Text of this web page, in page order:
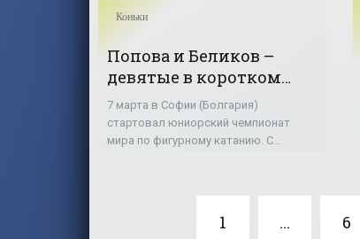
Коньки
Попова и Беликов –
девятые в коротком
танце на юниорском
ЧМ - «Фигурное
катание»
7 марта в Софии (Болгария)
стартовал юниорский чемпионат
мира по фигурному катанию. С
дуэты. За исполнение короткого
1 ... 6